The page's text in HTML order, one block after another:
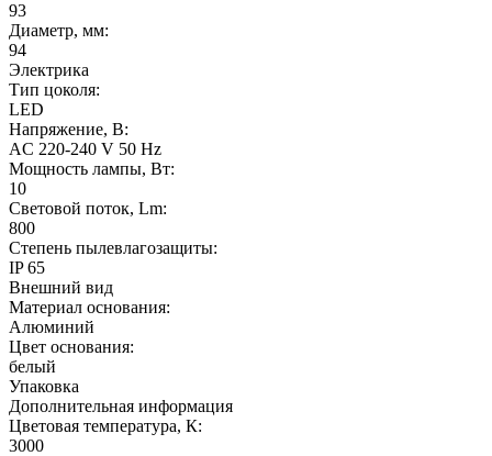
93
Диаметр, мм:
94
Электрика
Тип цоколя:
LED
Напряжение, В:
AC 220-240 V 50 Hz
Мощность лампы, Вт:
10
Световой поток, Lm:
800
Степень пылевлагозащиты:
IP 65
Внешний вид
Материал основания:
Алюминий
Цвет основания:
белый
Упаковка
Дополнительная информация
Цветовая температура, К:
3000